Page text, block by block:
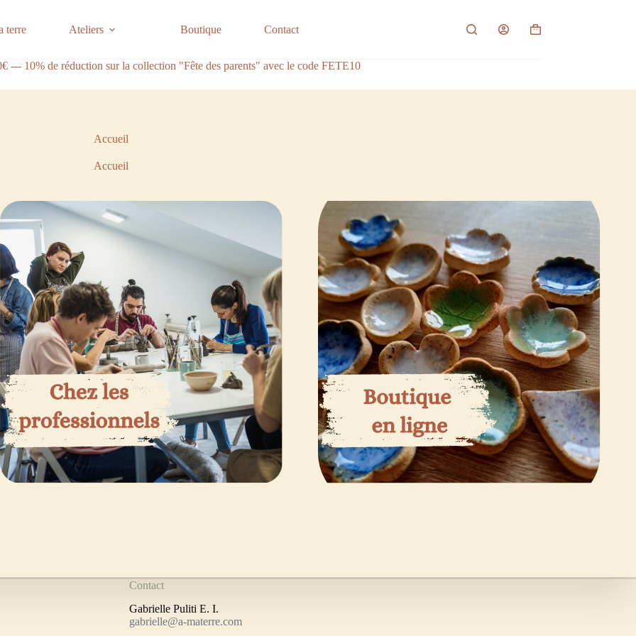
terre Ateliers Boutique Contact
Panier
--- 10% de réduction sur la collection "Fête des parents" avec le code FETE10
Accueil
Accueil
Contact
Gabrielle Puliti E. I.
gabrielle@a-materre.com